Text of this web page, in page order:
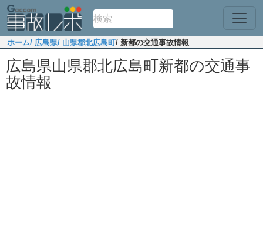
ホーム/ 広島県/ 山県郡北広島町/ 新都の交通事故情報
広島県山県郡北広島町新都の交通事
故情報